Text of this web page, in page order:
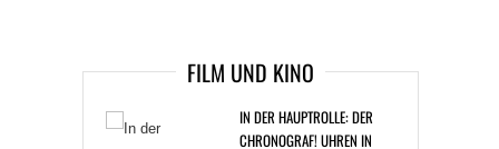
FILM UND KINO
IN DER HAUPTROLLE: DER
CHRONOGRAF! UHREN IN